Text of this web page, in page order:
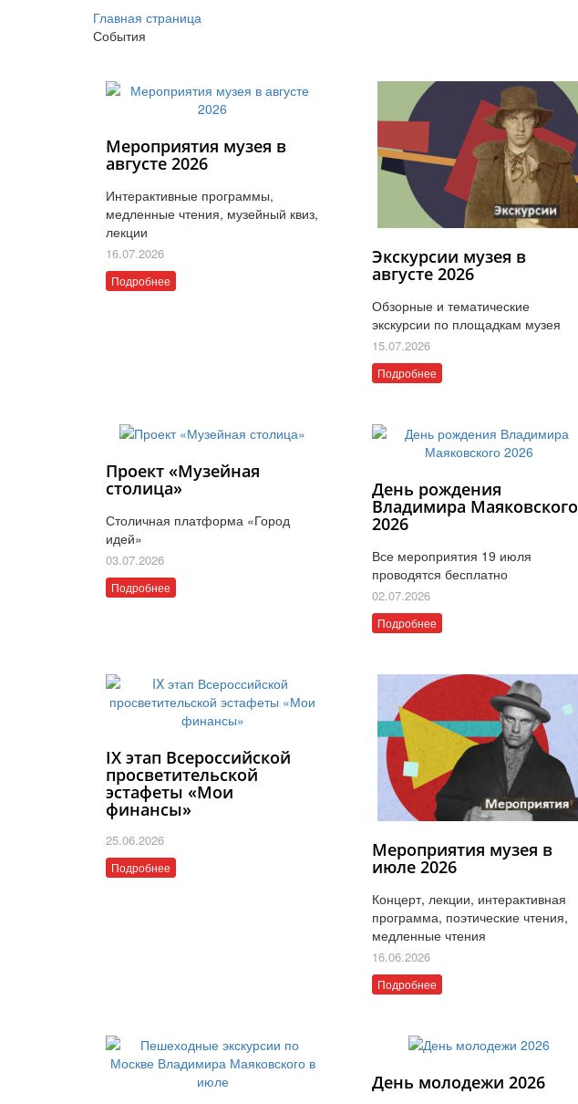
Главная страница
События
Мероприятия музея в
августе 2026
Интерактивные программы,
медленные чтения, музейный квиз,
лекции
16.07.2026
Подробнее
Экскурсии музея в
августе 2026
Обзорные и тематические
экскурсии по площадкам музея
15.07.2026
Подробнее
Проект «Музейная
столица»
Столичная платформа «Город
идей»
03.07.2026
Подробнее
День рождения
Владимира Маяковского
2026
Все мероприятия 19 июля
проводятся бесплатно
02.07.2026
Подробнее
IX этап Всероссийской
просветительской
эстафеты «Мои
финансы»
25.06.2026
Подробнее
Мероприятия музея в
июле 2026
Концерт, лекции, интерактивная
программа, поэтические чтения,
медленные чтения
16.06.2026
Подробнее
День молодежи 2026